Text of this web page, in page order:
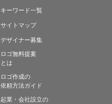
キーワード一覧
サイトマップ
デザイナー募集
ロゴ無料提案
とは
ロゴ作成の
依頼方法ガイド
起業・会社設立の